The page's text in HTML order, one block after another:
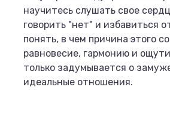
научитесь слушать свое
говорить "нет" и избавиться
понять, в чем причина этого
равновесие, гармонию и
только задумывается о
идеальные отношения.